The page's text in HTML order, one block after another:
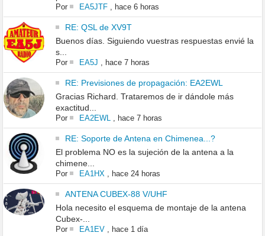
Por EA5JTF, hace 6 horas
RE: QSL de XV9T
Buenos días. Siguiendo vuestras respuestas envié la
s...
Por EA5J hace 7 horas
RE: Previsiones de propagación: EA2EWL
Gracias Richard. Trataremos de ir dándole más
exactitud...
Por EA2EWL hace 7 horas
RE: Soporte de Antena en Chimenea...?
El problema NO es la sujeción de la antena a la
chimene...
Por EA1HX hace 24 horas
ANTENA CUBEX-88 V/UHF
Hola necesito el esquema de montaje de la antena
Cubex-...
Por EA1EV, hace 1 día